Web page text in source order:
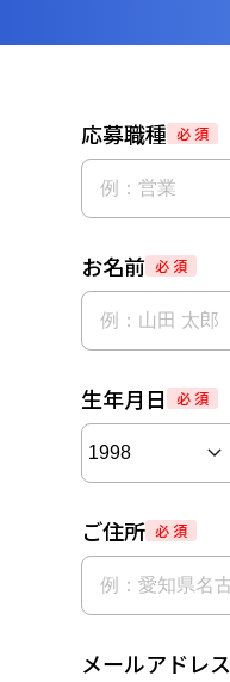
応募職種 必 須
お名前 必 須
生年月日 必 須
ご住所 必 須
メールアドレス